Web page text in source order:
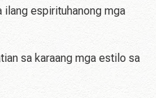
ilang espirituhanong mga
sa karaang mga estilo sa